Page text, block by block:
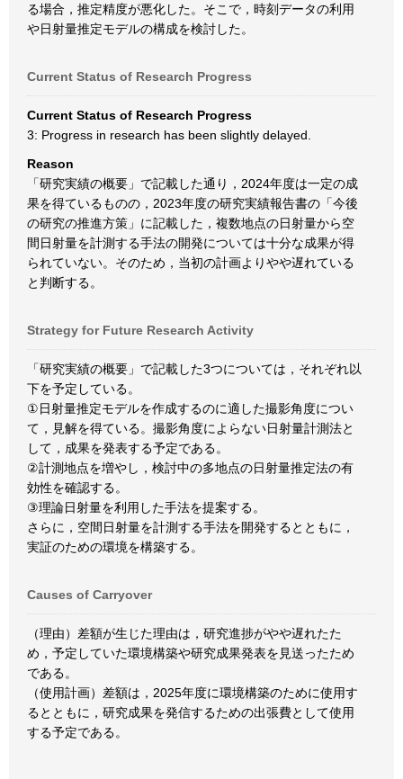
る場合，推定精度が悪化した。そこで，時刻データの利用
や日射量推定モデルの構成を検討した。
Current Status of Research Progress
Current Status of Research Progress
3: Progress in research has been slightly delayed.
Reason
「研究実績の概要」で記載した通り，2024年度は一定の成
果を得ているものの，2023年度の研究実績報告書の「今後
の研究の推進方策」に記載した，複数地点の日射量から空
間日射量を計測する手法の開発については十分な成果が得
られていない。そのため，当初の計画よりやや遅れている
と判断する。
Strategy for Future Research Activity
「研究実績の概要」で記載した3つについては，それぞれ以
下を予定している。
①日射量推定モデルを作成するのに適した撮影角度につい
て，見解を得ている。撮影角度によらない日射量計測法と
して，成果を発表する予定である。
②計測地点を増やし，検討中の多地点の日射量推定法の有
効性を確認する。
③理論日射量を利用した手法を提案する。
さらに，空間日射量を計測する手法を開発するとともに，
実証のための環境を構築する。
Causes of Carryover
（理由）差額が生じた理由は，研究進捗がやや遅れたた
め，予定していた環境構築や研究成果発表を見送ったため
である。
（使用計画）差額は，2025年度に環境構築のために使用す
るとともに，研究成果を発信するための出張費として使用
する予定である。